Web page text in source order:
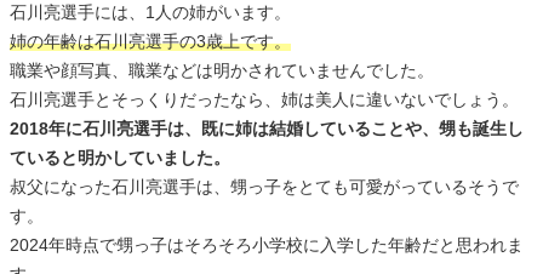
石川亮選手には、1人の姉がいます。
姉の年齢は石川亮選手の3歳上です。
職業や顔写真、職業などは明かされていませんでした。
石川亮選手とそっくりだったなら、姉は美人に違いないでしょう。
2018年に石川亮選手は、既に姉は結婚していることや、甥も誕生し
ていると明かしていました。
叔父になった石川亮選手は、甥っ子をとても可愛がっているそうで
す。
2024年時点で甥っ子はそろそろ小学校に入学した年齢だと思われま